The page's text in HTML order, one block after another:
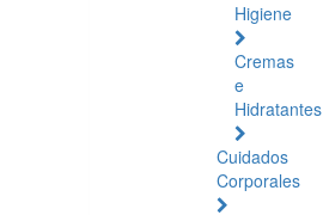
Higiene
Cremas
e
Hidratantes
Cuidados
Corporales